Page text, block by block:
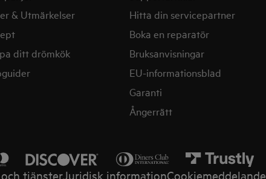
& Utmärkelser
ditt drömkök
Hitta din servicepartner
Boka en reparatör
Bruksanvisningar
EU-informationsblad
Garanti
Ångerrätt
tjänsterJuridisk informationCookiemeddelande